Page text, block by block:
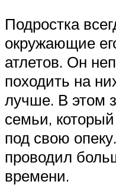
Подростка
окружающие
атлетов. Он
походить на
лучше. В этом
семьи,
под свою
проводил
времени.